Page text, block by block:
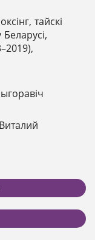
тайскі